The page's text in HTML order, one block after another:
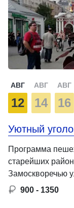
АВГ
12
АВГ
14
АВГ
16
Уютный
Программа
старейших
Замоскворечью
900 - 1350